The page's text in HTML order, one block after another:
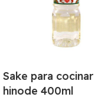
Sake para cocinar
hinode 400ml